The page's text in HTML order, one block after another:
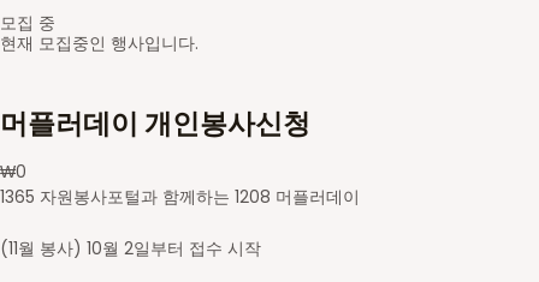
모집 중
현재 모집중인 행사입니다.
머플러데이 개인봉사신청
₩0
1365 자원봉사포털과 함께하는 1208 머플러데이
(11월 봉사) 10월 2일부터 접수 시작